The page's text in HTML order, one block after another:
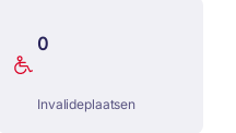
0
Invalideplaatsen